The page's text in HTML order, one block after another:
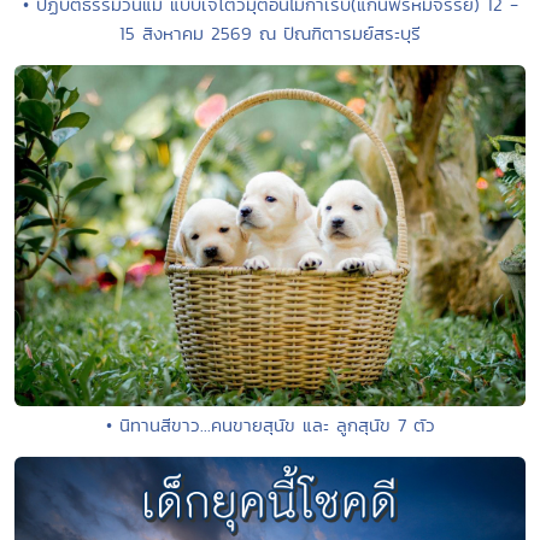
15 สิงหาคม 2569 ณ ปัณฑิตารมย์สระบุรี
• นิทานสีขาว...คนขายสุนัข และ ลูกสุนัข 7 ตัว